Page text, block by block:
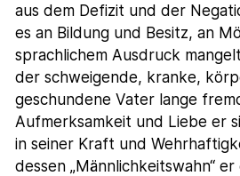
aus dem Defizit und der
es an Bildung und Besitz, an
sprachlichem Ausdruck
der schweigende, kranke,
geschundene Vater lange
Aufmerksamkeit und Liebe er
in seiner Kraft und
dessen „Männlichkeitswahn“